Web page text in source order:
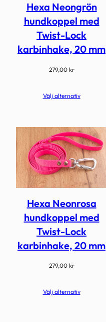
Hexa Neongrön
hundkoppel med
Twist-Lock
karbinhake, 20 mm
279,00 kr
Välj alternativ
Hexa Neonrosa
hundkoppel med
Twist-Lock
karbinhake, 20 mm
279,00 kr
Välj alternativ